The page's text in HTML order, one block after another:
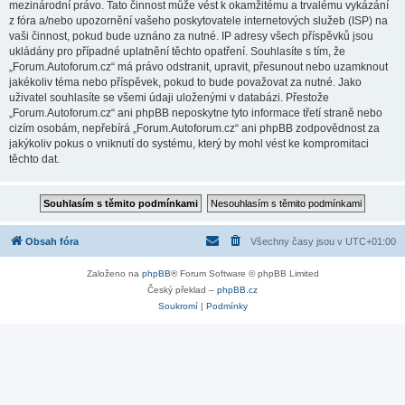
mezinárodní právo. Tato činnost může vést k okamžitému a trvalému vykázání
z fóra a/nebo upozornění vašeho poskytovatele internetových služeb (ISP) na
vaši činnost, pokud bude uznáno za nutné. IP adresy všech příspěvků jsou
ukládány pro případné uplatnění těchto opatření. Souhlasíte s tím, že
„Forum.Autoforum.cz“ má právo odstranit, upravit, přesunout nebo uzamknout
jakékoliv téma nebo příspěvek, pokud to bude považovat za nutné. Jako
uživatel souhlasíte se všemi údaji uloženými v databázi. Přestože
„Forum.Autoforum.cz“ ani phpBB neposkytne tyto informace třetí straně nebo
cizím osobám, nepřebírá „Forum.Autoforum.cz“ ani phpBB zodpovědnost za
jakýkoliv pokus o vniknutí do systému, který by mohl vést ke kompromitaci
těchto dat.
Obsah fóra Všechny časy jsou v UTC+01:00
Založeno na phpBB® Forum Software © phpBB Limited
Český překlad – phpBB.cz
Soukromí| Podmínky